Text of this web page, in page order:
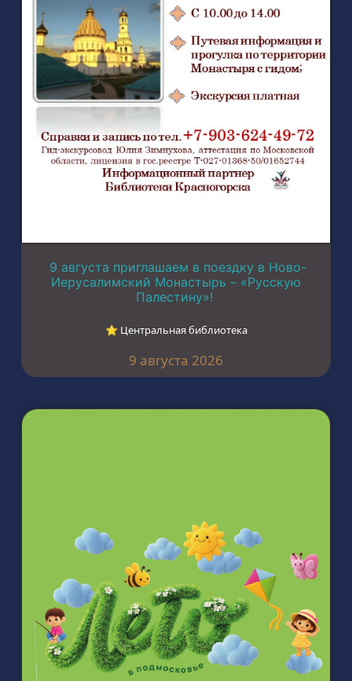
9 августа приглашаем в поездку в Ново-
Иерусалимский Монастырь – «Русскую
Палестину»!
⭐︎ Центральная библиотека
9 августа 2026